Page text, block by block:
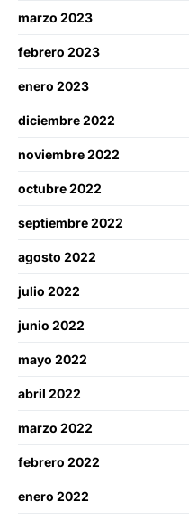
marzo 2023
febrero 2023
enero 2023
diciembre 2022
noviembre 2022
octubre 2022
septiembre 2022
agosto 2022
julio 2022
junio 2022
mayo 2022
abril 2022
marzo 2022
febrero 2022
enero 2022